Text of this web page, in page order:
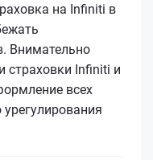
на Infiniti в
Внимательно
страховки Infiniti и
всех